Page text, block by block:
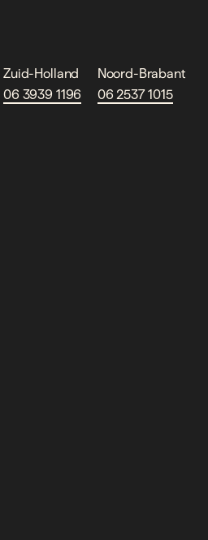
Zuid-Holland
06 3939 1196
Noord-Brabant
06 2537 1015